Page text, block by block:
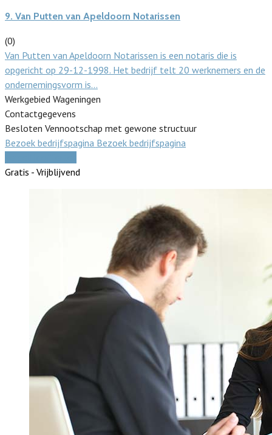
9. Van Putten van Apeldoorn Notarissen
(0)
Van Putten van Apeldoorn Notarissen is een notaris die is
opgericht op 29-12-1998. Het bedrijf telt 20 werknemers en de
ondernemingsvorm is…
Werkgebied Wageningen
Contactgegevens
Besloten Vennootschap met gewone structuur
Bezoek bedrijfspagina Bezoek bedrijfspagina
Gratis - Vrijblijvend